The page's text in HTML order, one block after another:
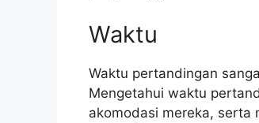
Waktu
Waktu pertandingan
Mengetahui waktu
akomodasi mereka, serta